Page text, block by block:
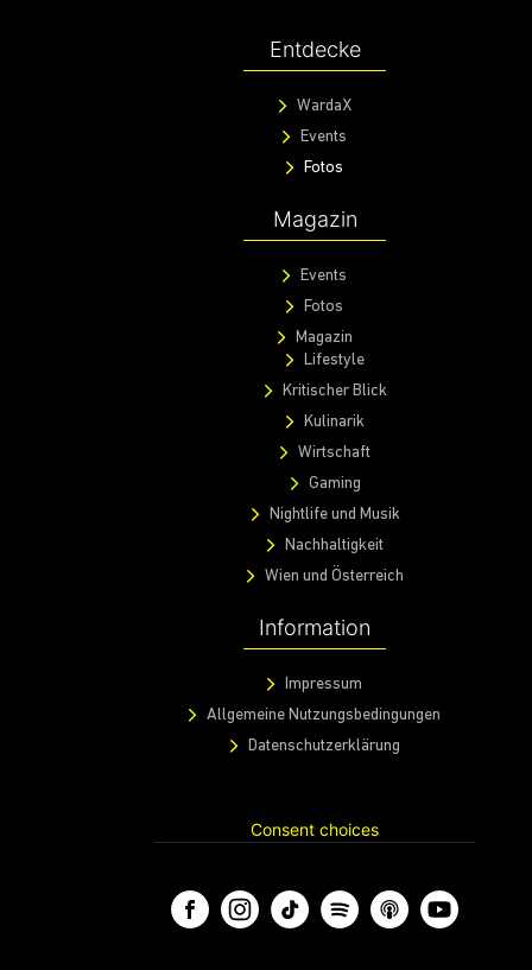
Entdecke
WardaX
Events
Fotos
Magazin
Events
Fotos
Magazin
Lifestyle
Kritischer Blick
Kulinarik
Wirtschaft
Gaming
Nightlife und Musik
Nachhaltigkeit
Wien und Österreich
Information
Impressum
Allgemeine Nutzungsbedingungen
Datenschutzerklärung
Consent choices